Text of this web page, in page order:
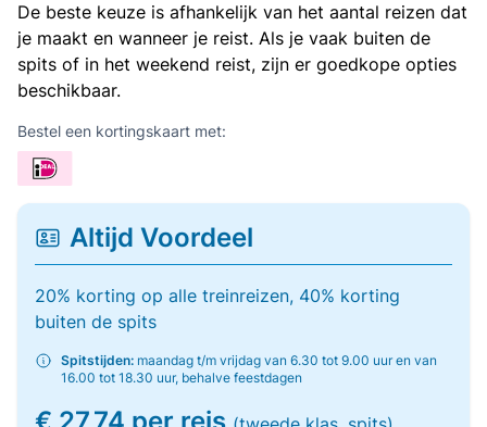
De beste keuze is afhankelijk van het aantal reizen dat
je maakt en wanneer je reist. Als je vaak buiten de
spits of in het weekend reist, zijn er goedkope opties
beschikbaar.
Bestel een kortingskaart met:
Altijd Voordeel
20% korting op alle treinreizen, 40% korting
buiten de spits
Spitstijden: maandag t/m vrijdag van 6.30 tot 9.00 uur en van
16.00 tot 18.30 uur, behalve feestdagen